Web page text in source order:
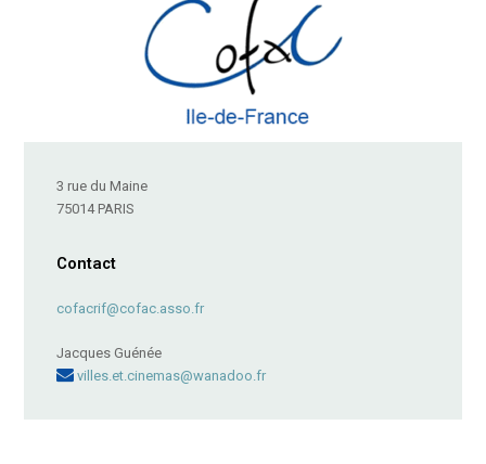
3 rue du Maine
75014 PARIS
Contact
cofacrif@cofac.asso.fr
Jacques Guénée
villes.et.cinemas@wanadoo.fr